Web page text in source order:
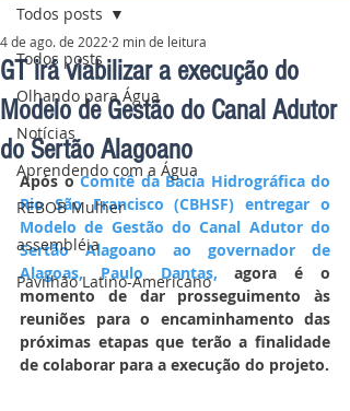
Todos posts
Olhando para Água
Notícias
Aprendendo com a Água
REBOB Mulher
assembléia
Pavilhão Latino-Americano
Todos posts
GT irá viabilizar a execução do
Modelo de Gestão do Canal Adutor
do Sertão Alagoano
4 de ago. de 2022 2 min de leitura
Após o Comitê da Bacia Hidrográfica do
Rio São Francisco (CBHSF) entregar o
Modelo de Gestão do Canal Adutor do
Sertão Alagoano ao governador de
Alagoas, Paulo Dantas, agora é o
momento de dar prosseguimento às
reuniões para o encaminhamento das
próximas etapas que terão a finalidade
de colaborar para a execução do projeto.